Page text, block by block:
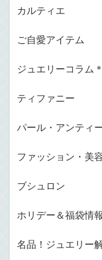
カルティエ
ご自愛アイテム
ジュエリーコラム＊
ティファニー
パール・アンティ
ファッション・美
ブシュロン
ホリデー＆福袋情報
名品！ジュエリー